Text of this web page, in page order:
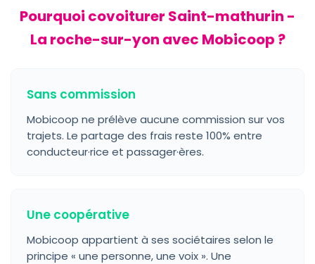
Pourquoi covoiturer Saint-mathurin -
La roche-sur-yon avec Mobicoop ?
Sans commission
Mobicoop ne prélève aucune commission sur vos
trajets. Le partage des frais reste 100% entre
conducteur·rice et passager·ères.
Une coopérative
Mobicoop appartient à ses sociétaires selon le
principe « une personne, une voix ». Une